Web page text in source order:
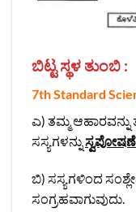
ಬಿಟ್ಟ ಸ್ಥಳ ತುಂಬಿ :
7th Standard
ಎ) ತಮ್ಮ ಆಹಾರವನ್ನು
ಸಸ್ಯಗಳನ್ನುಸ್ವಪೋಷಣೆ
ಬಿ) ಸಸ್ಯಗಳಿಂದ
ಸಂಗ್ರಹವಾಗುವುದು.